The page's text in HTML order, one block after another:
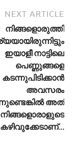
NEXT ARTICLE
നിങ്ങളൊരുത്തി
ഇയാളീ നാട്ടിലെ
പെണ്ണുങ്ങളെ
കടന്നുപിടിക്കാൻ
അവസരം
അത്
നിങ്ങളൊരാളുടെ
കഴിവുക്കേടാണ്…